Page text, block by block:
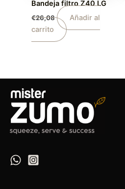
Bandeja filtro Z40 LG
€26,08
Añadir al
carrito